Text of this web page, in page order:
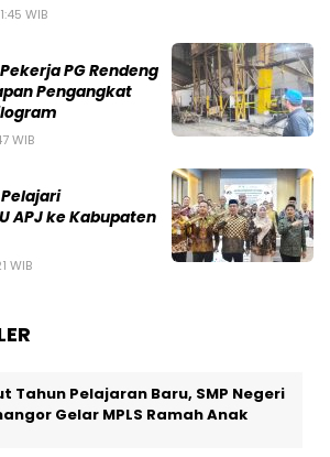
WIB
PG Rendeng
Pengangkat
WIB
APJ ke Kabupaten
WIB
Tahun Pelajaran Baru, SMP Negeri
Gelar MPLS Ramah Anak